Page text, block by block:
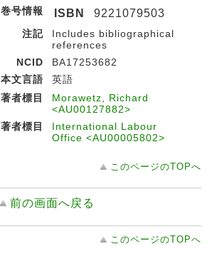
巻号情報
ISBN 9221079503
注記
Includes bibliographical
references
NCID
BA17253682
本文言語
英語
著者標目
Morawetz, Richard
<AU00127882>
著者標目
International Labour
Office <AU00005802>
このページのTOPへ
前の画面へ戻る
このページのTOPへ